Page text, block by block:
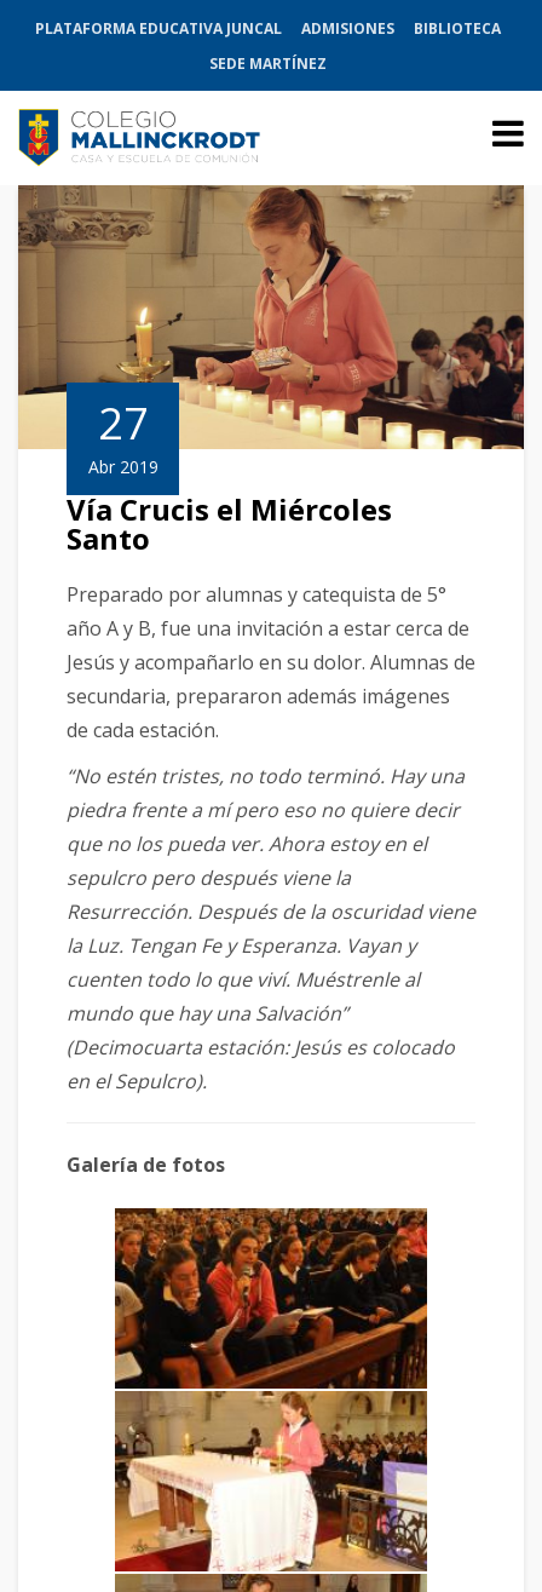
PLATAFORMA EDUCATIVA JUNCAL ADMISIONES
BIBLIOTECA
SEDE MARTÍNEZ
27
Abr 2019
Vía Crucis el Miércoles
Santo
Preparado por alumnas y catequista de 5°
año A y B, fue una invitación a estar cerca de
Jesús y acompañarlo en su dolor. Alumnas de
secundaria, prepararon además imágenes
de cada estación.
“No estén tristes, no todo terminó. Hay una
piedra frente a mí pero eso no quiere decir
que no los pueda ver. Ahora estoy en el
sepulcro pero después viene la
Resurrección. Después de la oscuridad viene
la Luz. Tengan Fe y Esperanza. Vayan y
cuenten todo lo que viví. Muéstrenle al
mundo que hay una Salvación”
(Decimocuarta estación: Jesús es colocado
en el Sepulcro).
Galería de fotos